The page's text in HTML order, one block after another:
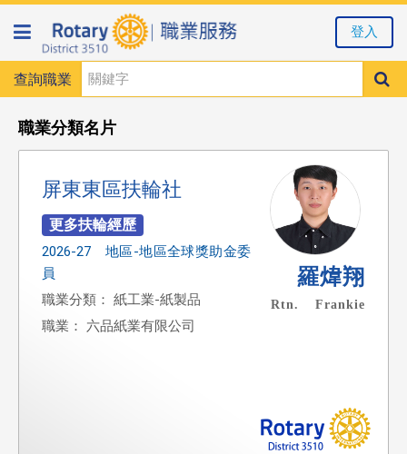
查詢職業
登入
職業分類名片
屏東東區扶輪社
2026-27 地區-地區全球獎助金委
員
職業分類： 紙工業-紙製品
職業： 六品紙業有限公司
羅煒翔
Rtn. Frankie